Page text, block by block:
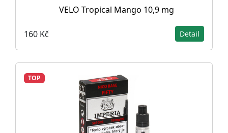
VELO Tropical Mango 10,9 mg
160 Kč Detail
TOP